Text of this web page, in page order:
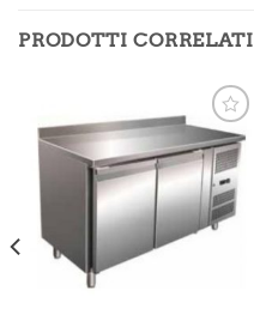
PRODOTTI CORRELATI
Aggiungi
alla lista
dei
desideri